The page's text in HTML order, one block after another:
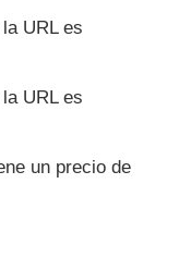
URL es
URL es
un precio de